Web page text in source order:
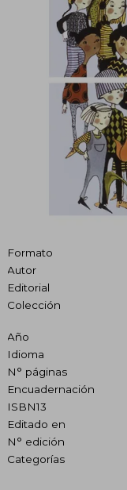
Formato
Autor
Editorial
Colección
Año
Idioma
N° páginas
Encuadernación
ISBN13
Editado en
N° edición
Categorías